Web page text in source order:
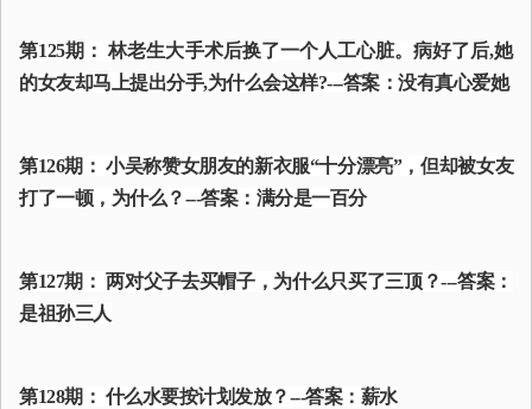
第125期： 林老生大手术后换了一个人工心脏。病好了后,她
的女友却马上提出分手,为什么会这样?---答案：没有真心爱她
第126期： 小吴称赞女朋友的新衣服“十分漂亮”，但却被女友
打了一顿，为什么？---答案：满分是一百分
第127期： 两对父子去买帽子，为什么只买了三顶？---答案：
是祖孙三人
第128期： 什么水要按计划发放？---答案：薪水